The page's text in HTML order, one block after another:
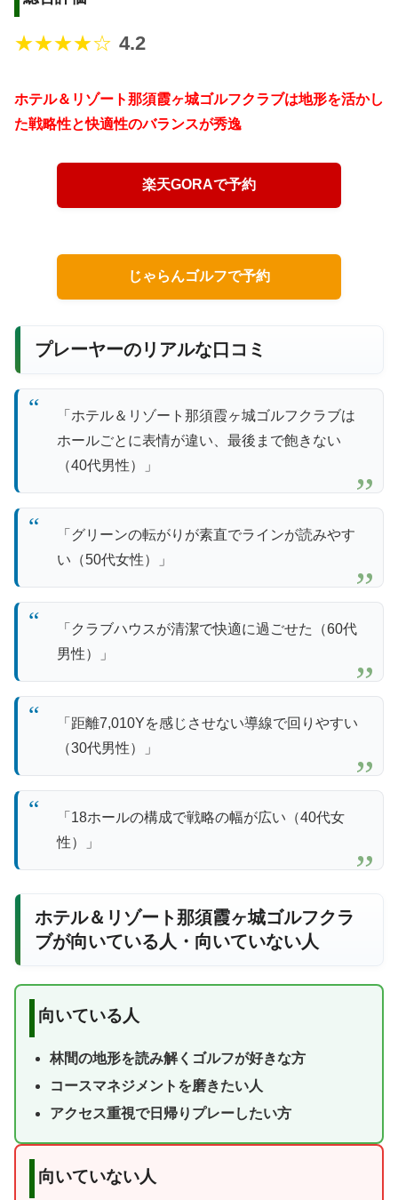
★★★★☆ 4.2
ホテル＆リゾート那須霞ヶ城ゴルフクラブは地形を活かし
た戦略性と快適性のバランスが秀逸
楽天GORAで予約
じゃらんゴルフで予約
プレーヤーのリアルな口コミ
「ホテル＆リゾート那須霞ヶ城ゴルフクラブは
ホールごとに表情が違い、最後まで飽きない
（40代男性）」
「グリーンの転がりが素直でラインが読みやす
い（50代女性）」
「クラブハウスが清潔で快適に過ごせた（60代
男性）」
「距離7,010Yを感じさせない導線で回りやすい
（30代男性）」
「18ホールの構成で戦略の幅が広い（40代女
性）」
ホテル＆リゾート那須霞ヶ城ゴルフクラ
ブが向いている人・向いていない人
向いている人
林間の地形を読み解くゴルフが好きな方
コースマネジメントを磨きたい人
アクセス重視で日帰りプレーしたい方
向いていない人